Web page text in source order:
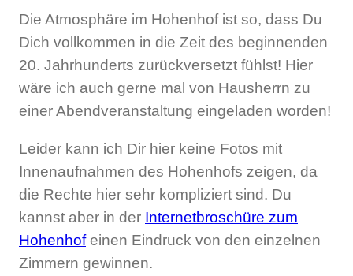
Die Atmosphäre im Hohenhof ist so, dass Du
Dich vollkommen in die Zeit des beginnenden
20. Jahrhunderts zurückversetzt fühlst! Hier
wäre ich auch gerne mal von Hausherrn zu
einer Abendveranstaltung eingeladen worden!
Leider kann ich Dir hier keine Fotos mit
Innenaufnahmen des Hohenhofs zeigen, da
die Rechte hier sehr kompliziert sind. Du
kannst aber in der Internetbroschüre zum
Hohenhofeinen Eindruck von den einzelnen
Zimmern gewinnen.